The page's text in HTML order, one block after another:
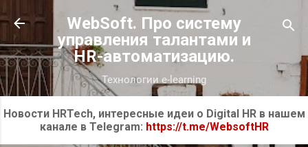
К основному контенту
WebSoft. Про систему
управления талантами и
HR-автоматизацию.
Технологии e-learning
Новости HRTech, интересные идеи о Digital HR в нашем
канале в Telegram: https://t.me/WebsoftHR